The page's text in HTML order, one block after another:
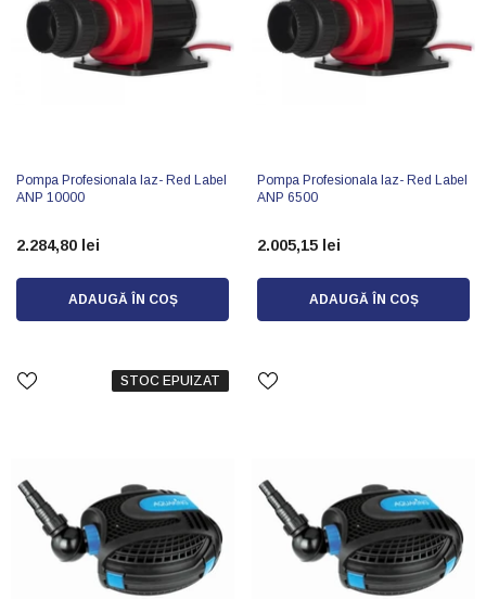
Pompa Profesionala Iaz- Red Label
ANP 10000
2.284,80 lei
ADAUGĂ ÎN COȘ
Pompa Profesionala Iaz- Red Label
ANP 6500
2.005,15 lei
ADAUGĂ ÎN COȘ
STOC EPUIZAT